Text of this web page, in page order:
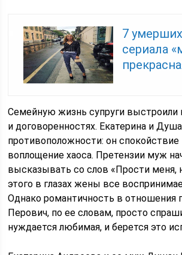
7
сериала
Семейную жизнь супруги выстроили
и договоренностях. Екатерина и
противоположности: он спокойствие
воплощение хаоса. Претензии муж
высказывать со слов «Прости меня,
этого в глазах жены все
Однако романтичность в отношения
Перович, по ее словам, просто
нуждается любимая, и берется это